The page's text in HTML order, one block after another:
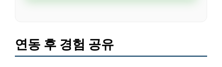
연동 후 경험 공유